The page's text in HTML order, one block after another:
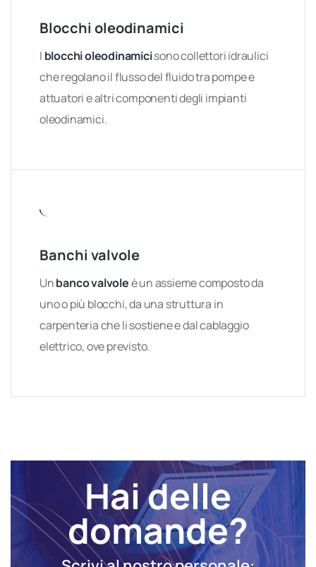
Blocchi oleodinamici
I blocchi oleodinamicisono collettori idraulici
che regolano il flusso del fluido tra pompe e
attuatori e altri componenti degli impianti
oleodinamici.
Banchi valvole
Unbanco valvoleè un assieme composto da
uno o più blocchi, da una struttura in
carpenteria che li sostiene e dal cablaggio
elettrico, ove previsto.
Hai delle
domande?